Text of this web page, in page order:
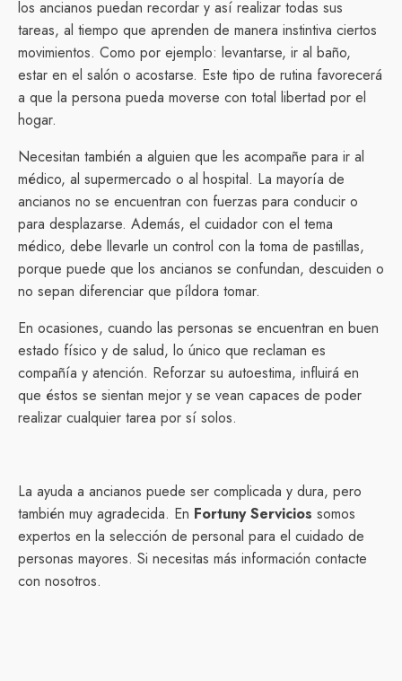
los ancianos puedan recordar y así realizar todas sus
tareas, al tiempo que aprenden de manera instintiva ciertos
movimientos. Como por ejemplo: levantarse, ir al baño,
estar en el salón o acostarse. Este tipo de rutina favorecerá
a que la persona pueda moverse con total libertad por el
hogar.
Necesitan también a alguien que les acompañe para ir al
médico, al supermercado o al hospital. La mayoría de
ancianos no se encuentran con fuerzas para conducir o
para desplazarse. Además, el cuidador con el tema
médico, debe llevarle un control con la toma de pastillas,
porque puede que los ancianos se confundan, descuiden o
no sepan diferenciar que píldora tomar.
En ocasiones, cuando las personas se encuentran en buen
estado físico y de salud, lo único que reclaman es
compañía y atención. Reforzar su autoestima, influirá en
que éstos se sientan mejor y se vean capaces de poder
realizar cualquier tarea por sí solos.
La ayuda a ancianos puede ser complicada y dura, pero
también muy agradecida. En Fortuny Servicios somos
expertos en la selección de personal para el cuidado de
personas mayores. Si necesitas más información contacte
con nosotros.